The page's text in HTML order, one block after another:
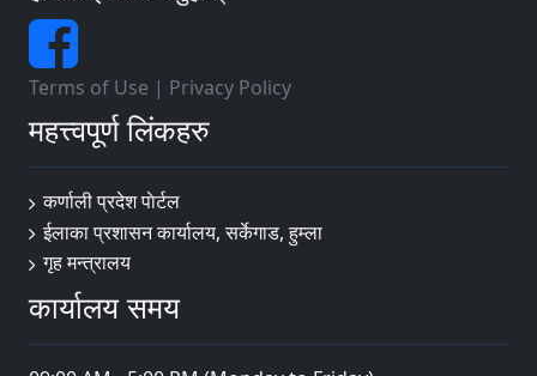
Terms of Use | Privacy Policy
महत्त्वपूर्ण लिंकहरु
कर्णाली प्रदेश पाेर्टल
ईलाका प्रशासन कार्यालय, सर्केगाड, हुम्ला
गृह मन्त्रालय
कार्यालय समय